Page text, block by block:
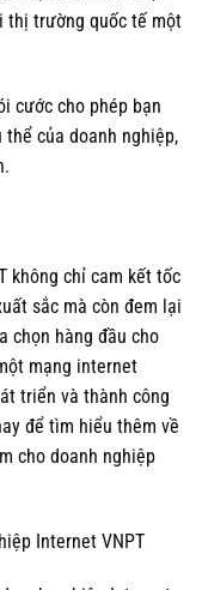
thị trường quốc tế một
cước cho phép bạn
thể của doanh nghiệp,
không chỉ cam kết tốc
sắc mà còn đem lại
chọn hàng đầu cho
mạng internet
triển và thành công
để tìm hiểu thêm về
cho doanh nghiệp
Internet VNPT